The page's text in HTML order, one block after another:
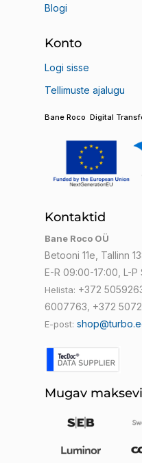
Blogi
Konto
Logi sisse
Tellimuste ajalugu
Bane Roco Digital
Kontaktid
Bane Roco OÜ
Betooni 11e, Tallinn
E-R 09:00-17:00, L-P
Helista: +372
6007763, +372
E-post:
Mugav